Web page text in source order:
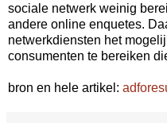
sociale netwerk weinig
andere online enquetes.
netwerkdiensten het
consumenten te bereiken
bron en hele artikel: